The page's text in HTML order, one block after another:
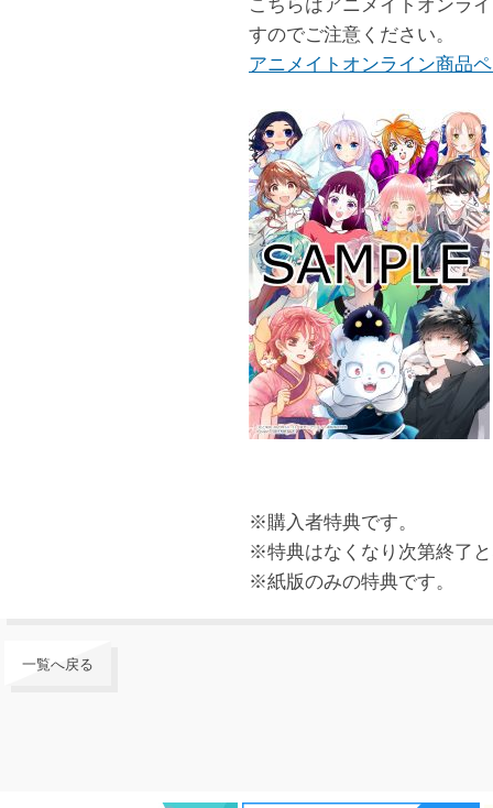
こちらはアニメイトオンラ
すのでご注意ください。
アニメイトオンライン商品
※購入者特典です。
※特典はなくなり次第終了
※紙版のみの特典です。
一覧へ戻る